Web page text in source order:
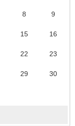
8 9
15 16
22 23
29 30